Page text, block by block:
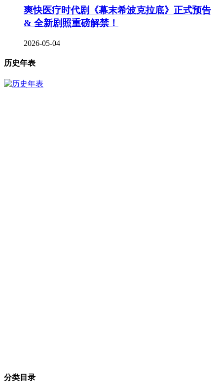
爽快医疗时代剧《幕末希波克拉底》正式预告
& 全新剧照重磅解禁！
2026-05-04
历史年表
分类目录